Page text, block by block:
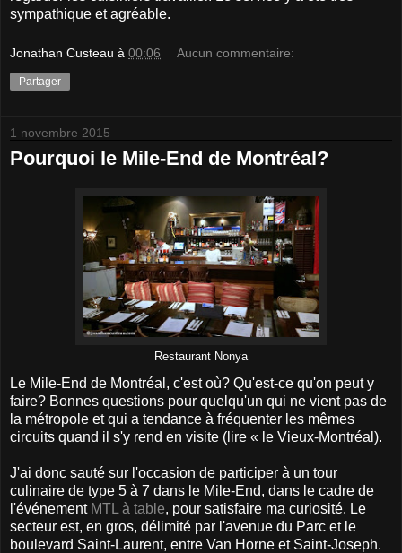
sympathique et agréable.
Jonathan Custeau à 00:06 Aucun commentaire:
Partager
1 novembre 2015
Pourquoi le Mile-End de Montréal?
Restaurant Nonya
Le Mile-End de Montréal, c'est où? Qu'est-ce qu'on peut y
faire? Bonnes questions pour quelqu'un qui ne vient pas de
la métropole et qui a tendance à fréquenter les mêmes
circuits quand il s'y rend en visite (lire « le Vieux-Montréal).
J'ai donc sauté sur l'occasion de participer à un tour
culinaire de type 5 à 7 dans le Mile-End, dans le cadre de
l'événement MTL à table, pour satisfaire ma curiosité. Le
secteur est, en gros, délimité par l'avenue du Parc et le
boulevard Saint-Laurent, entre Van Horne et Saint-Joseph.